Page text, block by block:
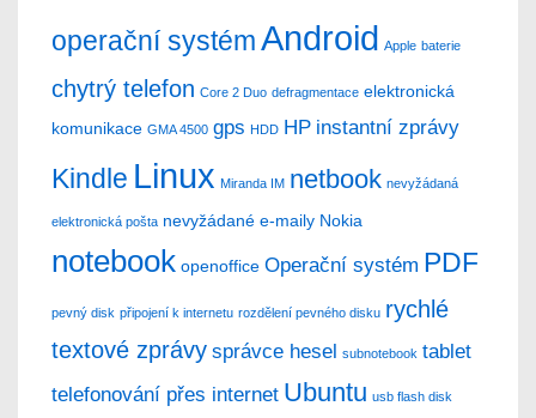
operační systémAndroid Apple baterie
chytrý telefon Core 2 Duo defragmentace elektronická
komunikace GMA 4500 gps HDD HP instantní zprávy
Kindle Linux Miranda IM netbook nevyžádaná
elektronická pošta nevyžádané e-maily Nokia
notebook openoffice Operační systém PDF
pevný disk připojení k internetu rozdělení pevného disku rychlé
textové zprávy správce hesel subnotebook tablet
telefonování přes internet Ubuntu usb flash disk